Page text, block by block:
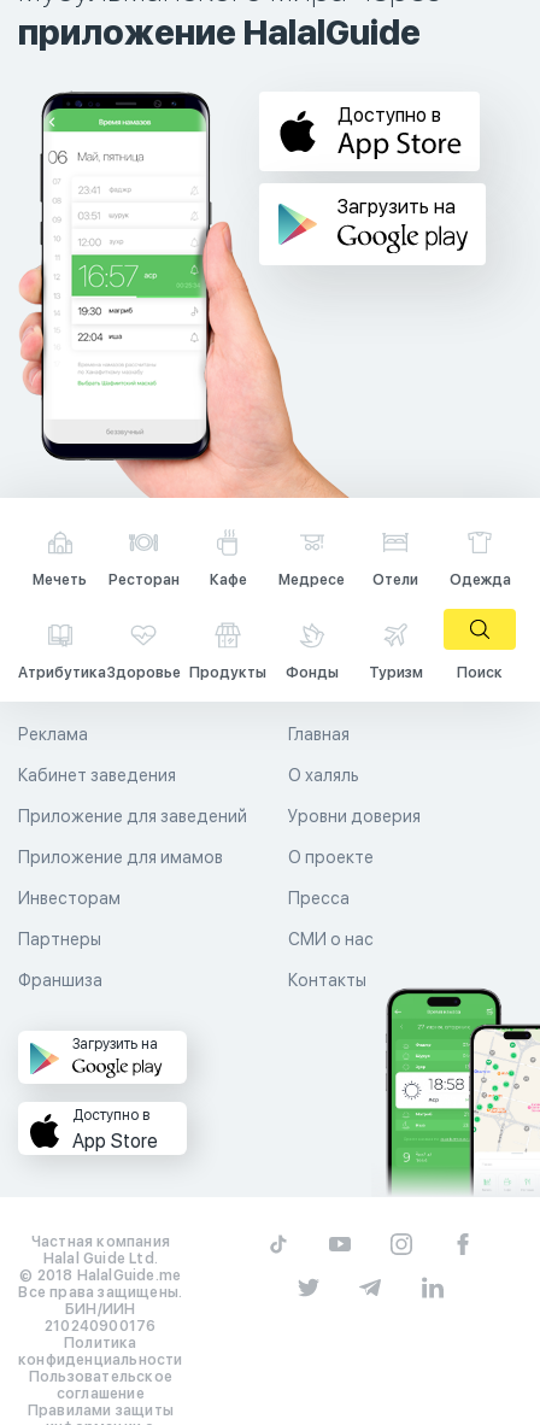
приложение HalalGuide
Доступно в
Загрузить на
Мечеть Ресторан Кафе Медресе Отели Одежда
АтрибутикаЗдоровье Продукты Фонды Туризм Поиск
Главная
О халяль
Уровни доверия
Реклама
Кабинет заведения
Приложение для заведений
Приложение для имамов О проекте
Пресса
СМИ о нас
Контакты
Инвесторам
Партнеры
Франшиза
Загрузить на
Доступно в
App Store
Частная компания
Halal Guide Ltd.
© 2018 HalalGuide.me
Все права защищены.
БИН/ИИН
210240900176
Политика
конфиденциальности
Пользовательское
соглашение
Правилами защиты